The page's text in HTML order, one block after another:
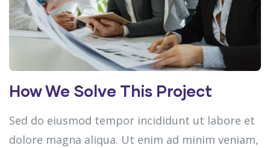
How We Solve This Project
Sed do eiusmod tempor incididunt ut labore et
dolore magna aliqua. Ut enim ad minim veniam,